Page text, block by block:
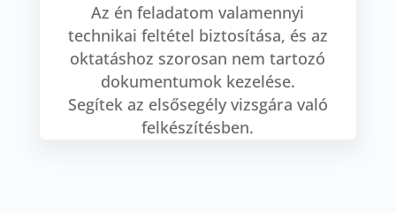
Az én feladatom valamennyi
technikai feltétel biztosítása, és az
oktatáshoz szorosan nem tartozó
dokumentumok kezelése.
Segítek az elsősegély vizsgára való
felkészítésben.